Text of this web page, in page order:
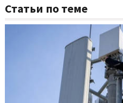
Статьи по теме